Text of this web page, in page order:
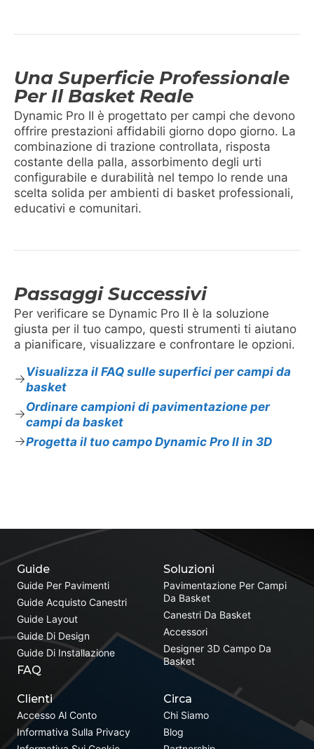
Una Superficie Professionale
Per Il Basket Reale
Dynamic Pro II è progettato per campi che devono
offrire prestazioni affidabili giorno dopo giorno. La
combinazione di trazione controllata, risposta
costante della palla, assorbimento degli urti
configurabile e durabilità nel tempo lo rende una
scelta solida per ambienti di basket professionali,
educativi e comunitari.
Passaggi Successivi
Per verificare se Dynamic Pro II è la soluzione
giusta per il tuo campo, questi strumenti ti aiutano
a pianificare, visualizzare e confrontare le opzioni.
Visualizza il FAQ sulle superfici per campi da
basket
Ordinare campioni di pavimentazione per
campi da basket
Progetta il tuo campo Dynamic Pro II in 3D
Soluzioni
Pavimentazione Per Campi
Da Basket
Canestri Da Basket
Accessori
Designer 3D Campo Da
Basket
Guide
Guide Per Pavimenti
Guide Acquisto Canestri
Guide Layout
Guide Di Design
Guide Di Installazione
FAQ
Clienti
Accesso Al Conto
Informativa Sulla Privacy
Circa
Chi Siamo
Blog